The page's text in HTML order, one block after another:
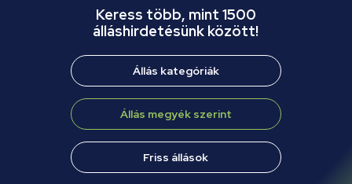
Keress több, mint 1500
álláshirdetésünk között!
Állás kategóriák
Állás megyék szerint
Friss állások